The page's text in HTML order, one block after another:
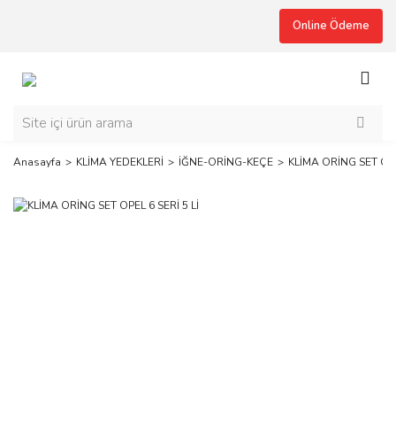
Online Ödeme
Anasayfa KLİMA YEDEKLERİ İĞNE-ORİNG-KEÇE KLİMA ORİNG SET